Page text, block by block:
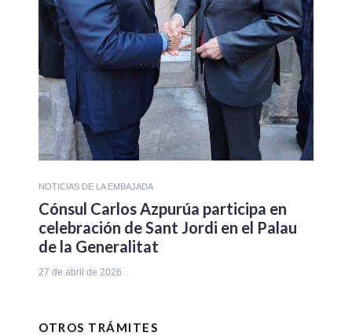
NOTICIAS DE LA EMBAJADA
Cónsul Carlos Azpurúa participa en
celebración de Sant Jordi en el Palau
de la Generalitat
27 de abril de 2026
OTROS TRÁMITES